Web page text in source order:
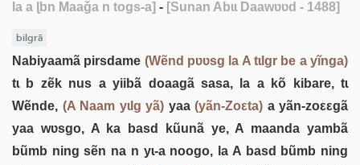
la a ɭbn Maaǧa n togs-a] - [Sunan Abɩɩ Daawʋʋd - 1488]
bilgrã
Nabiyaamã pirsdame (Wẽnd pʋʋsg la A tɩlgr be a yĩnga)
tɩ b zẽk nus a yiibã doaagã sasa, la a kõ kibare, tɩ
Wẽnde, (A Naam yɩlg yã) yaa (yãn-Zoεta) a yãn-zoεεgã
yaa wʋsgo, A ka basd kũunã ye, A maanda yambã
bũmb ning sẽn na n yɩ-a noogo, la A basd bũmb ning